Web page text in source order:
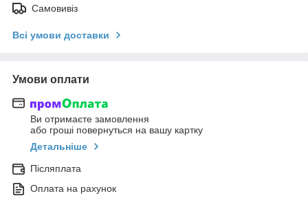
Самовивіз
Всі умови доставки
Умови оплати
Ви отримаєте замовлення
або гроші повернуться на вашу картку
Детальніше
Післяплата
Оплата на рахунок